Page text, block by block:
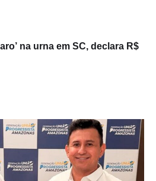
na urna em SC, declara R$